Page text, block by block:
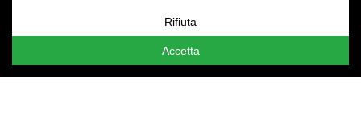
Attenzione:le tueImpostazioni cookienon consentono la
visualizzazione del contenuto qui presente. Assicurati di
aver accettato i cookie per il "Miglioramento
Rifiuta
Accetta